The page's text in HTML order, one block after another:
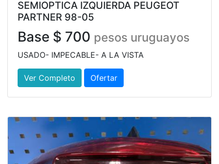
SEMIOPTICA IZQUIERDA PEUGEOT
PARTNER 98-05
Base $ 700 pesos uruguayos
USADO- IMPECABLE- A LA VISTA
Ver Completo Ofertar